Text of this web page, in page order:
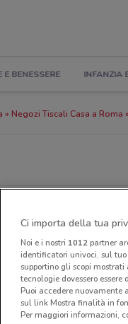
E BENESSERE INFANZIA
Negozi Tiscali Casa a Roma
agli ultimi
Ci importa della tua
Noi e i nostri 1012partner
identificatori univoci, sul
supportino gli scopi
tecnologie dovessero
Puoi accedere nuovamente
sul link Mostra finalità in
Per maggiori informazioni,